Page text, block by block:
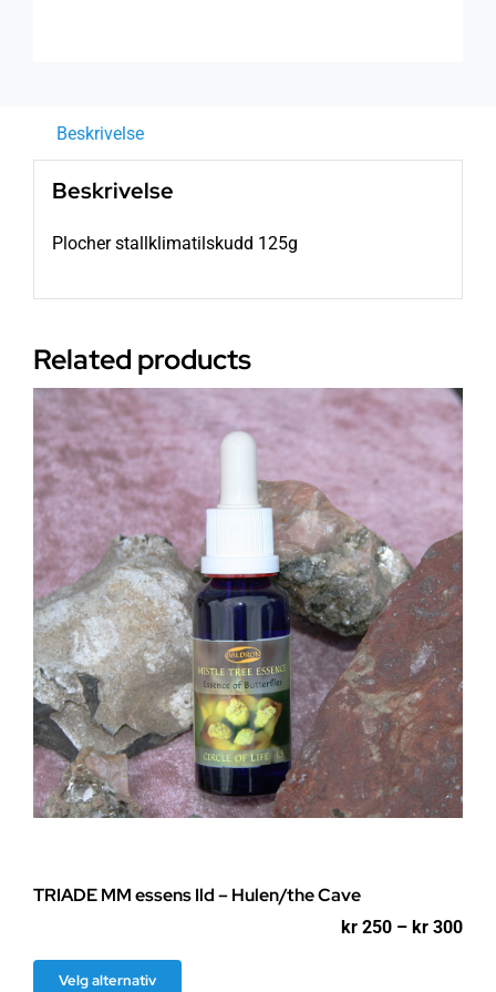
Beskrivelse
Beskrivelse
Plocher stallklimatilskudd 125g
Related products
TRIADE MM essens Ild – Hulen/the Cave
kr 250 – kr 300
Velg alternativ